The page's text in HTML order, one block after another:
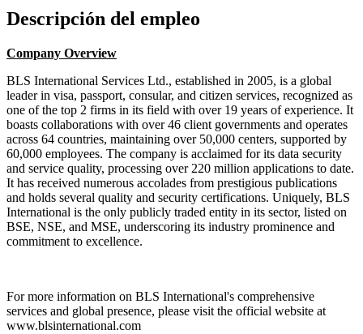
Descripción del empleo
Company Overview
BLS International Services Ltd., established in 2005, is a global
leader in visa, passport, consular, and citizen services, recognized as
one of the top 2 firms in its field with over 19 years of experience. It
boasts collaborations with over 46 client governments and operates
across 64 countries, maintaining over 50,000 centers, supported by
60,000 employees. The company is acclaimed for its data security
and service quality, processing over 220 million applications to date.
It has received numerous accolades from prestigious publications
and holds several quality and security certifications. Uniquely, BLS
International is the only publicly traded entity in its sector, listed on
BSE, NSE, and MSE, underscoring its industry prominence and
commitment to excellence.
For more information on BLS International's comprehensive
services and global presence, please visit the official website at
www.blsinternational.com